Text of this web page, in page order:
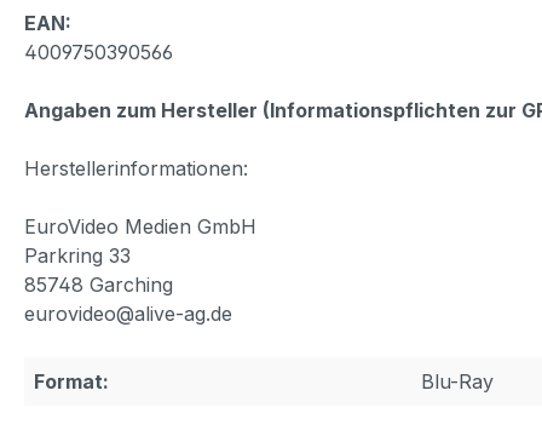
EAN:
4009750390566
Angaben zum Hersteller (Informationspflichten zur
Herstellerinformationen:
EuroVideo Medien GmbH
Parkring 33
85748 Garching
eurovideo@alive-ag.de
Format: Blu-Ray